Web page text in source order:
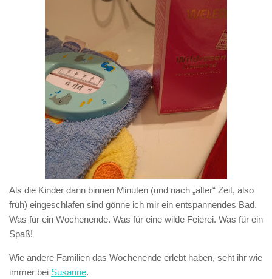
Als die Kinder dann binnen Minuten (und nach „alter“ Zeit, also
früh) eingeschlafen sind gönne ich mir ein entspannendes Bad.
Was für ein Wochenende. Was für eine wilde Feierei. Was für ein
Spaß!
Wie andere Familien das Wochenende erlebt haben, seht ihr wie
immer bei Susanne.